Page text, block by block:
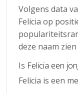
Volgens data
Felicia op
deze naam
Is Felicia een
Felicia is een